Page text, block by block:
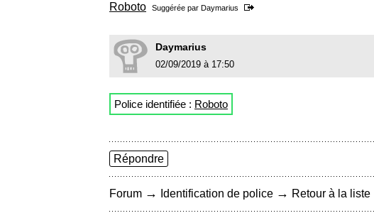
Roboto Suggérée par Daymarius
Daymarius
02/09/2019 à 17:50
Police identifiée : Roboto
Répondre
Forum → Identification de police → Retour à la liste